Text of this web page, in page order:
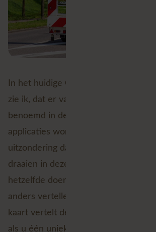
In het huidige GIS-landschap van
zie ik, dat er vanwege de redenen die
benoemd in de vorige alinea, veel
applicaties worden ontwikkeld. Het is
uitzondering dat er vijf applicaties
draaien in dezelfde organisatie die
hetzelfde doen, maar die allemaal
anders vertellen. U creëert hiermee
kaart vertelt de waarheid? Dit
als u één unieke bron hebt en de